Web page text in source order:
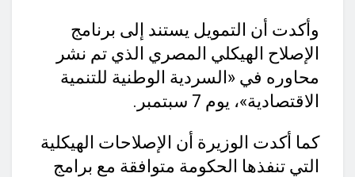
وأكدت أن التمويل يستند إلى برنامج
الإصلاح الهيكلي المصري الذي تم نشر
محاوره في «السردية الوطنية للتنمية
الاقتصادية»، يوم 7 سبتمبر.
كما أكدت الوزيرة أن الإصلاحات الهيكلية
التي تنفذها الحكومة متوافقة مع برامج